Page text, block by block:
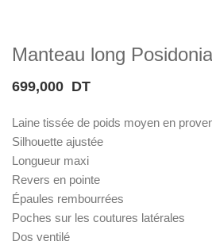
Manteau long Posidonia
699,000 DT
Laine tissée de poids moyen en
Silhouette ajustée
Longueur maxi
Revers en pointe
Épaules rembourrées
Poches sur les coutures latérales
Dos ventilé